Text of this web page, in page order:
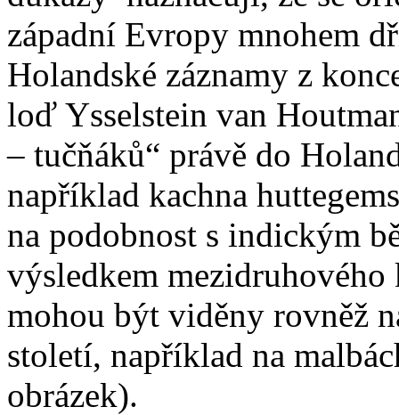
západní Evropy mnohem
Holandské záznamy z
loď Ysselstein van
– tučňáků“ právě do
například kachna
na podobnost s indickým
výsledkem
mohou být viděny rovněž
století, například na
obrázek).